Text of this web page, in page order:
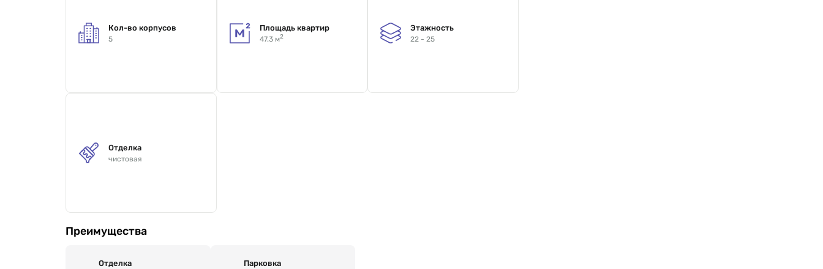
Кол-во корпусов
5
Площадь квартир
47.3 м2
Этажность
22 - 25
Отделка
чистовая
Преимущества
Отделка Парковка